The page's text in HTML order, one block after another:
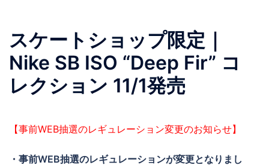
ー
スケートショップ限定｜
Nike SB ISO “Deep Fir” コ
レクション 11/1発売
【事前WEB抽選のレギュレーション変更のお知らせ】
・事前WEB抽選のレギュレーションが変更となりまし